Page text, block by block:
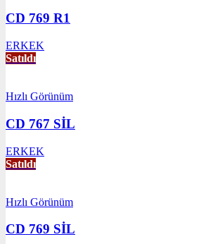
CD 769 R1
ERKEK
Satıldı
Hızlı Görünüm
CD 767 SİL
ERKEK
Satıldı
Hızlı Görünüm
CD 769 SİL